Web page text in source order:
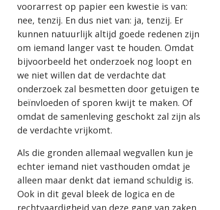
voorarrest op papier een kwestie is van:
nee, tenzij. En dus niet van: ja, tenzij. Er
kunnen natuurlijk altijd goede redenen zijn
om iemand langer vast te houden. Omdat
bijvoorbeeld het onderzoek nog loopt en
we niet willen dat de verdachte dat
onderzoek zal besmetten door getuigen te
beïnvloeden of sporen kwijt te maken. Of
omdat de samenleving geschokt zal zijn als
de verdachte vrijkomt.
Als die gronden allemaal wegvallen kun je
echter iemand niet vasthouden omdat je
alleen maar denkt dat iemand schuldig is.
Ook in dit geval bleek de logica en de